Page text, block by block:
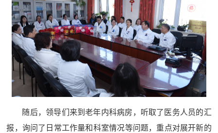
随后，领导们来到老年内科病房，听取了医务人员的汇
报，询问了日常工作量和科室情况等问题，重点对展开新的